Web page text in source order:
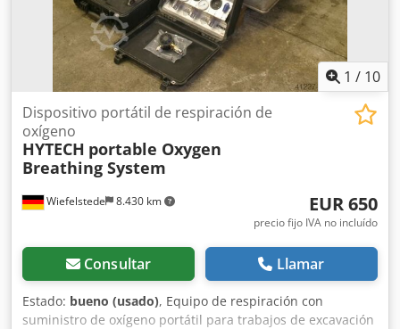
1 / 10
Wiefelstede 8.430 km
Dispositivo portátil de respiración de
oxígeno
HYTECH portable Oxygen
Breathing System
EUR 650
precio fijo IVA no incluído
Consultar Llamar
Estado: bueno (usado), Equipo de respiración con
suministro de oxígeno portátil para trabajos de excavación